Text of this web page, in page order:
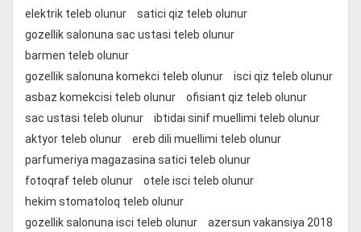
elektrik teleb olunur
satici qiz teleb olunur
gozellik salonuna sac ustasi teleb olunur
barmen teleb olunur
gozellik salonuna komekci teleb olunur
isci qiz teleb olunur
asbaz komekcisi teleb olunur
ofisiant qiz teleb olunur
sac ustasi teleb olunur
ibtidai sinif muellimi teleb olunur
aktyor teleb olunur
ereb dili muellimi teleb olunur
parfumeriya magazasina satici teleb olunur
fotoqraf teleb olunur
otele isci teleb olunur
hekim stomatoloq teleb olunur
gozellik salonuna isci teleb olunur
azersun vakansiya 2018